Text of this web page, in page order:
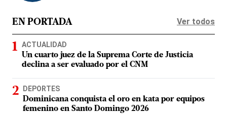
EN PORTADA Ver todos
ACTUALIDAD
Un cuarto juez de la Suprema Corte de Justicia
declina a ser evaluado por el CNM
DEPORTES
Dominicana conquista el oro en kata por equipos
femenino en Santo Domingo 2026